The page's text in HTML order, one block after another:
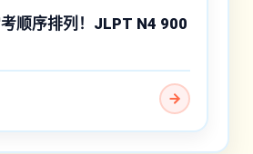
考顺序排列！JLPT N4 900